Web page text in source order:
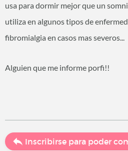
usa para dormir mejor que un
utiliza en algunos tipos de
fibromialgia en casos mas severos...
Alguien que me informe porfi!!
Inscribirse para poder